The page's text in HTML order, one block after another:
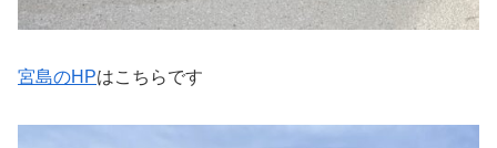
宮島のHPはこちらです